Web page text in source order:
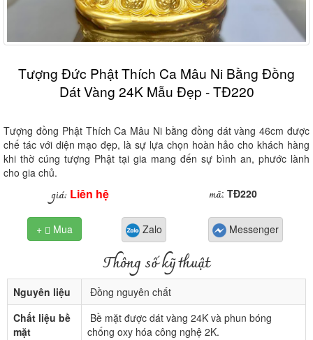
Tượng Đức Phật Thích Ca Mâu Ni Bằng Đồng
Dát Vàng 24K Mẫu Đẹp - TĐ220
Tượng đồng Phật Thích Ca Mâu Ni bằng đồng dát vàng 46cm được
chế tác với diện mạo đẹp, là sự lựa chọn hoàn hảo cho khách hàng
khi thờ cúng tượng Phật tại gia mang đến sự bình an, phước lành
cho gia chủ.
giá: Liên hệ mã: TĐ220
+  Mua Zalo Messenger
Thông số kỹ thuật
Nguyên liệu
Đồng nguyên chất
Chất liệu bề
mặt
Bề mặt được dát vàng 24K và phun bóng
chống oxy hóa công nghệ 2K.